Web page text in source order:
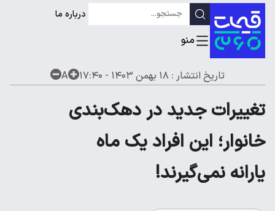
درباره ما
تاریخ انتشار : ۱۸ بهمن ۱۴۰۳ - ۱۷:۴۰ A
تغییرات جدید در دهک‌بندی
خانوار؛ این افراد یک ماه
یارانه نمی‌گیرند!